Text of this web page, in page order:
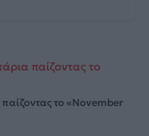
παίζοντας το «November